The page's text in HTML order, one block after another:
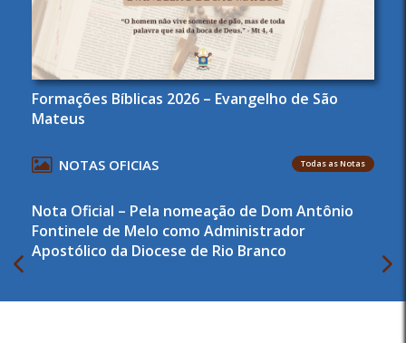
Formações Bíblicas 2026 – Evangelho de São
Mateus
NOTAS OFICIAS Todas as Notas
Nota Oficial – Pela nomeação de Dom Antônio
Fontinele de Melo como Administrador
Apostólico da Diocese de Rio Branco